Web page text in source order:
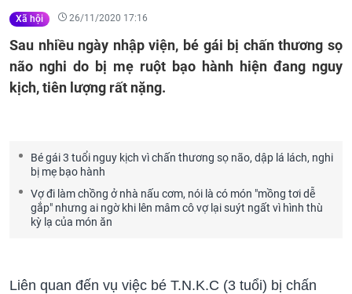
Xã hội 26/11/2020 17:16
Sau nhiều ngày nhập viện, bé gái bị chấn thương sọ
não nghi do bị mẹ ruột bạo hành hiện đang nguy
kịch, tiên lượng rất nặng.
Bé gái 3 tuổi nguy kịch vì chấn thương sọ não, dập lá lách, nghi
bị mẹ bạo hành
Vợ đi làm chồng ở nhà nấu cơm, nói là có món "mồng tơi dễ
gắp" nhưng ai ngờ khi lên mâm cô vợ lại suýt ngất vì hình thù
kỳ lạ của món ăn
Liên quan đến vụ việc bé T.N.K.C (3 tuổi) bị chấn